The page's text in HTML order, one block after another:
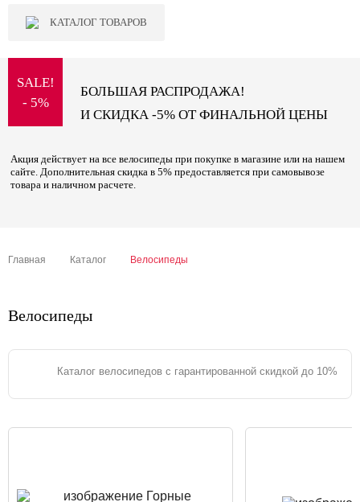
КАТАЛОГ ТОВАРОВ
SALE!
- 5%
БОЛЬШАЯ РАСПРОДАЖА!
И СКИДКА -5% ОТ ФИНАЛЬНОЙ ЦЕНЫ
Акция действует на все велосипеды при покупке в магазине или на нашем
сайте. Дополнительная скидка в 5% предоставляется при самовывозе
товара и наличном расчете.
Главная Каталог Велосипеды
Велосипеды
Каталог велосипедов с гарантированной скидкой до 10%